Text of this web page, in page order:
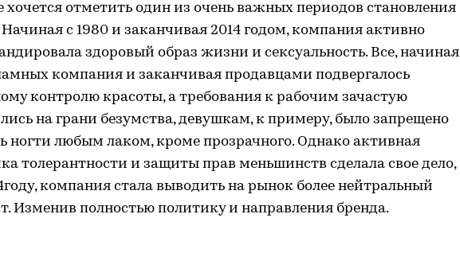
хочется отметить один из очень важных периодов становления
с 1980 и заканчивая 2014 годом, компания активно
здоровый образ жизни и сексуальность. Все, начиная
компания и заканчивая продавцами подвергалось
контролю красоты, а требования к рабочим зачастую
на грани безумства, девушкам, к примеру, было запрещено
ногти любым лаком, кроме прозрачного. Однако активная
толерантности и защиты прав меньшинств сделала свое дело,
компания стала выводить на рынок более нейтральный
Изменив полностью политику и направления бренда.